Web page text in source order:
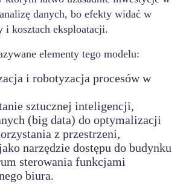
danych, bo efekty widać w
i kosztach eksploatacji.
elementy tego modelu:
i robotyzacja procesów w
sztucznej inteligencji,
(big data) do optymalizacji
z przestrzeni,
narzędzie dostępu do budynku
sterowania funkcjami
biura.